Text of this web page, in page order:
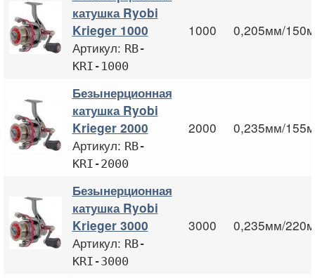
катушка Ryobi
Krieger 1000
Артикул: RB-
KRI-1000
1000 0,205мм/150м
Безынерционная
катушка Ryobi
Krieger 2000
Артикул: RB-
KRI-2000
2000 0,235мм/155м
Безынерционная
катушка Ryobi
Krieger 3000
Артикул: RB-
KRI-3000
3000 0,235мм/220м